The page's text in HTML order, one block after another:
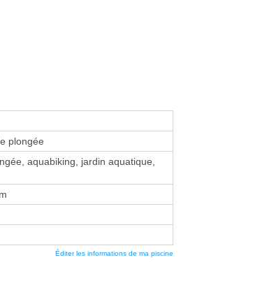
plongée
aquabiking, jardin aquatique,
Éditer les informations de ma piscine